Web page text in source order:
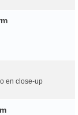
en close-up